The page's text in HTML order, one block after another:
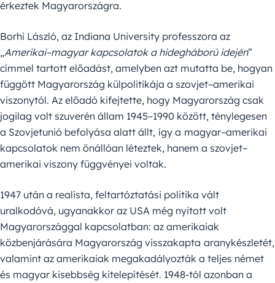
érkeztek Magyarországra.
Borhi László, az Indiana University professzora az
„Amerikai–magyar kapcsolatok a hidegháború idején”
címmel tartott előadást, amelyben azt mutatta be, hogyan
függött Magyarország külpolitikája a szovjet–amerikai
viszonytól. Az előadó kifejtette, hogy Magyarország csak
jogilag volt szuverén állam 1945–1990 között, ténylegesen
a Szovjetunió befolyása alatt állt, így a magyar–amerikai
kapcsolatok nem önállóan léteztek, hanem a szovjet–
amerikai viszony függvényei voltak.
1947 után a realista, feltartóztatási politika vált
uralkodóvá, ugyanakkor az USA még nyitott volt
Magyarországgal kapcsolatban: az amerikaiak
közbenjárására Magyarország visszakapta aranykészletét,
valamint az amerikaiak megakadályozták a teljes német
és magyar kisebbség kitelepítését. 1948-tól azonban a